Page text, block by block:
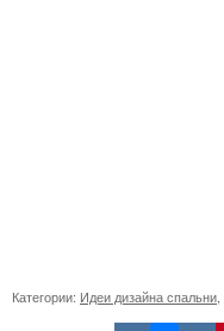
Категории: Идеи дизайна спальни